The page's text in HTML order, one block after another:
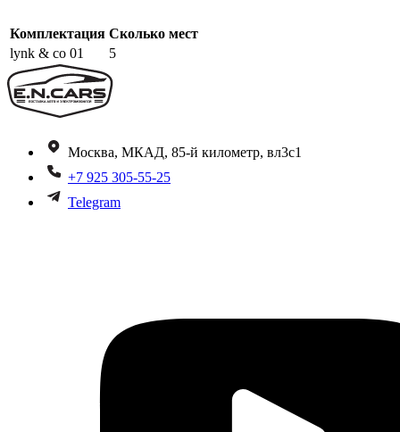
Комплектация Сколько мест
lynk & co 01
5
Москва, МКАД, 85-й километр, вл3с1
+7 925 305-55-25
Telegram